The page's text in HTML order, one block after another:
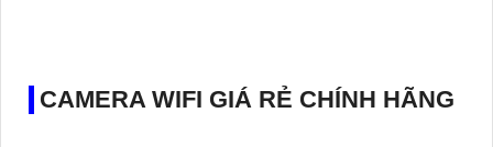
CAMERA WIFI GIÁ RẺ CHÍNH HÃNG